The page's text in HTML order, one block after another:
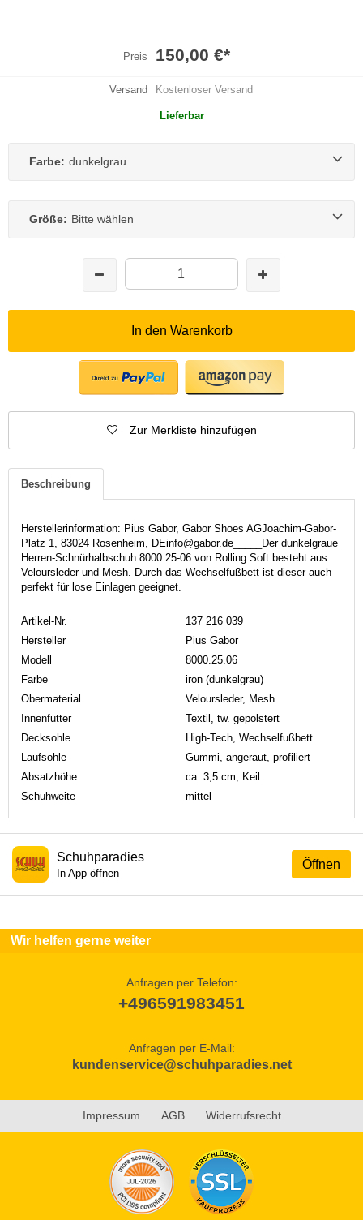
Preis 150,00 €*
Versand Kostenloser Versand
Lieferbar
Farbe: dunkelgrau
Größe: Bitte wählen
In den Warenkorb
Zur Merkliste hinzufügen
Beschreibung
Herstellerinformation: Pius Gabor, Gabor Shoes AGJoachim-Gabor-
Platz 1, 83024 Rosenheim, DEinfo@gabor.de_____Der dunkelgraue
Herren-Schnürhalbschuh 8000.25-06 von Rolling Soft besteht aus
Veloursleder und Mesh. Durch das Wechselfußbett ist dieser auch
perfekt für lose Einlagen geeignet.
Artikel-Nr.
137 216 039
Hersteller
Pius Gabor
Modell
8000.25.06
Farbe
iron (dunkelgrau)
Obermaterial
Veloursleder, Mesh
Innenfutter
Textil, tw. gepolstert
Decksohle
High-Tech, Wechselfußbett
Laufsohle
Gummi, angeraut, profiliert
Absatzhöhe
ca. 3,5 cm, Keil
Schuhweite
mittel
Öffnen
Schuhparadies
In App öffnen
Wir helfen gerne weiter
Anfragen per Telefon:
+496591983451
Anfragen per E-Mail:
kundenservice@schuhparadies.net
Impressum AGB Widerrufsrecht